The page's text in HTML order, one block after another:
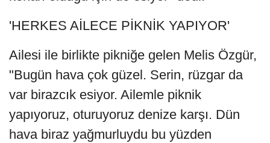
'HERKES AİLECE PİKNİK YAPIYOR'
Ailesi ile birlikte pikniğe gelen Melis Özgür,
"Bugün hava çok güzel. Serin, rüzgar da
var birazcık esiyor. Ailemle piknik
yapıyoruz, oturuyoruz denize karşı. Dün
hava biraz yağmurluydu bu yüzden